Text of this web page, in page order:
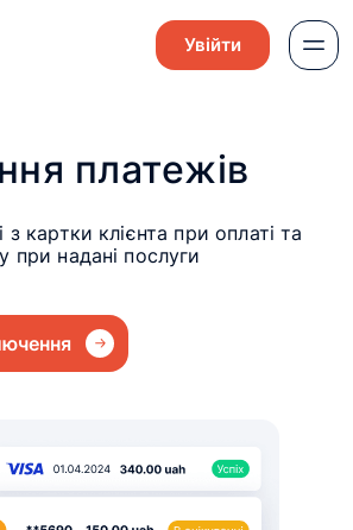
Увійти
платежів
картки клієнта при оплаті та
при надані послуги